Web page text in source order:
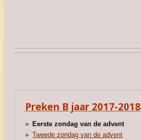
Preken B jaar 2017-2018
Eerste zondag van de advent
Tweede zondag van de advent